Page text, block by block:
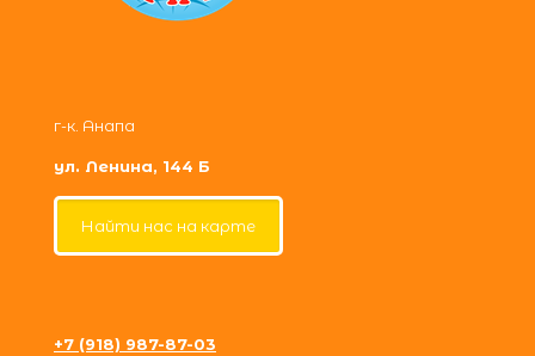
г-к. Анапа
ул. Ленина, 144 Б
Найти нас на карте
+7 (918) 987-87-03